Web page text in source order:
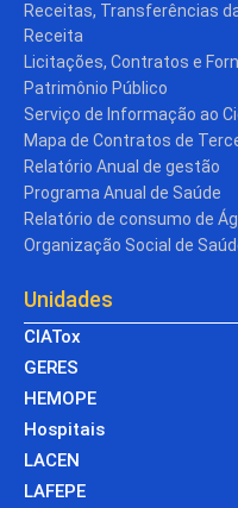
Receitas, Transferências
Receita
Licitações, Contratos e
Patrimônio Público
Serviço de Informação ao
Mapa de Contratos de
Relatório Anual de gestão
Programa Anual de Saúde
Relatório de consumo de
Organização Social de
Unidades
CIATox
GERES
HEMOPE
Hospitais
LACEN
LAFEPE